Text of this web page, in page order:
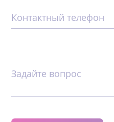
Контактный телефон
Задайте вопрос